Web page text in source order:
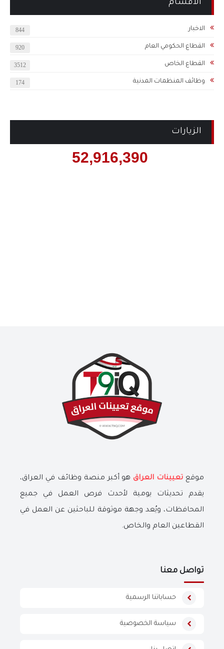
الاقسام
الاخبار 844
القطاع الحكومي العام 920
القطاع الخاص 3512
وظائف المنظمات المدنية 174
الزيارات
52,916,390
موقع تعيينات العراق هو أكبر منصة وظائف في العراق،
يقدم تحديثات يومية لأحدث فرص العمل في جميع
المحافظات، ويُعد وجهة موثوقة للباحثين عن العمل في
القطاعين العام والخاص.
تواصل معنا
حساباتنا الرسمية
سياسة الخصوصية